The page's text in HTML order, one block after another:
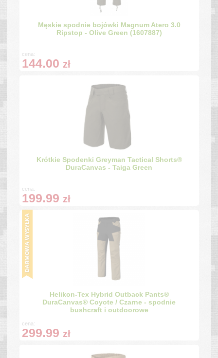
Męskie spodnie bojówki Magnum Atero 3.0
Ripstop - Olive Green (1607887)
cena:
144.00 zł
Krótkie Spodenki Greyman Tactical Shorts®
DuraCanvas - Taiga Green
cena:
199.99 zł
Helikon-Tex Hybrid Outback Pants®
DuraCanvas® Coyote / Czarne - spodnie
bushcraft i outdoorowe
cena:
299.99 zł